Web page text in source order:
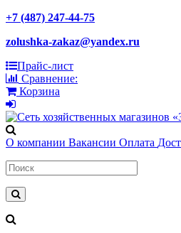
+7 (487) 247-44-75
zolushka-zakaz@yandex.ru
Прайс-лист
Сравнение:
Корзина
О компании Вакансии Оплата